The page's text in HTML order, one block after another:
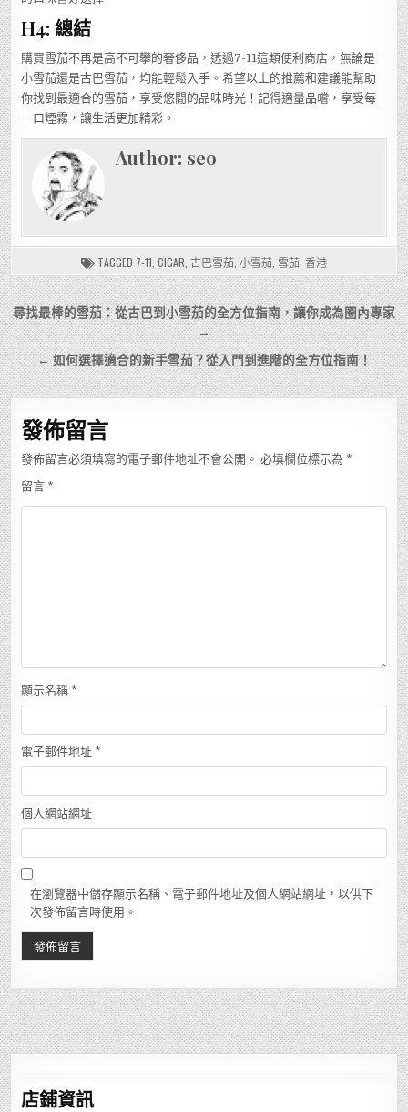
H4: 總結
購買雪茄不再是高不可攀的奢侈品，透過7-11這類便利商店，無論是
小雪茄還是古巴雪茄，均能輕鬆入手。希望以上的推薦和建議能幫助
你找到最適合的雪茄，享受悠閒的品味時光！記得適量品嚐，享受每
一口煙霧，讓生活更加精彩。
Author: seo
TAGGED 7-11 CIGAR 古巴雪茄 小雪茄 雪茄 香港
文
章
導
覽
尋找最棒的雪茄：從古巴到小雪茄的全方位指南，讓你成為圈內專家
→
← 如何選擇適合的新手雪茄？從入門到進階的全方位指南！
發佈留言
發佈留言必須填寫的電子郵件地址不會公開。 必填欄位標示為 *
留言 *
顯示名稱 *
電子郵件地址 *
個人網站網址
在瀏覽器中儲存顯示名稱、電子郵件地址及個人網站網址，以供下
次發佈留言時使用。
店鋪資訊